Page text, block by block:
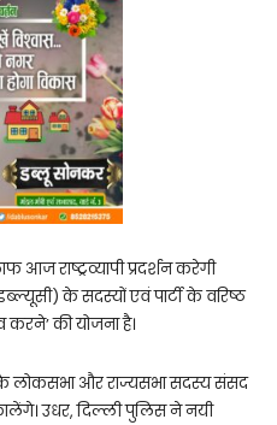
आज राष्ट्रव्यापी प्रदर्शन करेगी
के सदस्यों एवं पार्टी के वरिष्ठ
करने’ की योजना है।
लोकसभा और राज्यसभा सदस्य संसद
उधर, दिल्ली पुलिस ने नयी